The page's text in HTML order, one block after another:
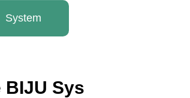
System
BIJU Sys